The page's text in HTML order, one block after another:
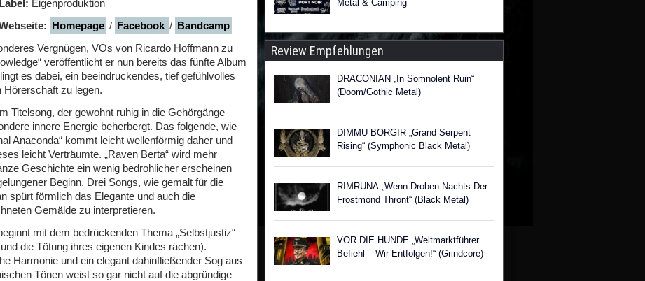
Label: Eigenproduktion
Homepage / Facebook / Bandcamp
Vergnügen, VÖs von Ricardo Hoffmann zu
veröffentlicht er nun bereits das fünfte Album
es dabei, ein beeindruckendes, tief gefühlvolles
Hörerschaft zu legen.
Titelsong, der gewohnt ruhig in die Gehörgänge
innere Energie beherbergt. Das folgende, wie
Anaconda“ kommt leicht wellenförmig daher und
leicht Verträumte. „Raven Berta“ wird mehr
Geschichte ein wenig bedrohlicher erscheinen
Beginn. Drei Songs, wie gemalt für die
spürt förmlich das Elegante und auch die
Gemälde zu interpretieren.
mit dem bedrückenden Thema „Selbstjustiz“
die Tötung ihres eigenen Kindes rächen).
Harmonie und ein elegant dahinfließender Sog aus
Tönen weist so gar nicht auf die abgründige
Metal & Camping
Review Empfehlungen
DRACONIAN „In Somnolent Ruin“
(Doom/Gothic Metal)
DIMMU BORGIR „Grand Serpent
Rising“ (Symphonic Black Metal)
RIMRUNA „Wenn Droben Nachts Der
Frostmond Thront“ (Black Metal)
VOR DIE HUNDE „Weltmarktführer
Befiehl – Wir Entfolgen!“ (Grindcore)